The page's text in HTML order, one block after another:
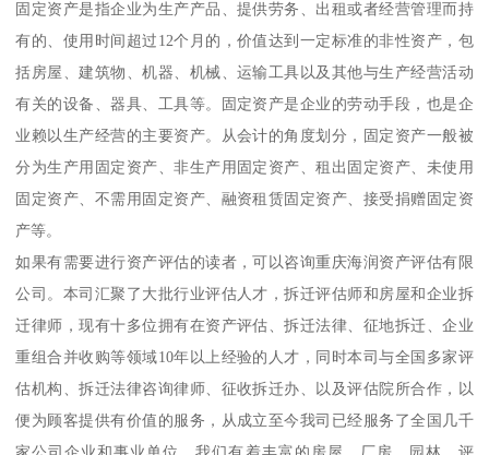
固定资产是指企业为生产产品、提供劳务、出租或者经营管理而持
有的、使用时间超过12个月的，价值达到一定标准的非性资产，包
括房屋、建筑物、机器、机械、运输工具以及其他与生产经营活动
有关的设备、器具、工具等。固定资产是企业的劳动手段，也是企
业赖以生产经营的主要资产。从会计的角度划分，固定资产一般被
分为生产用固定资产、非生产用固定资产、租出固定资产、未使用
固定资产、不需用固定资产、融资租赁固定资产、接受捐赠固定资
产等。
如果有需要进行资产评估的读者，可以咨询重庆海润资产评估有限
公司。本司汇聚了大批行业评估人才，拆迁评估师和房屋和企业拆
迁律师，现有十多位拥有在资产评估、拆迁法律、征地拆迁、企业
重组合并收购等领域10年以上经验的人才，同时本司与全国多家评
估机构、拆迁法律咨询律师、征收拆迁办、以及评估院所合作，以
便为顾客提供有价值的服务，从成立至今我司已经服务了全国几千
家公司企业和事业单位，我们有着丰富的房屋、厂房、园林、评